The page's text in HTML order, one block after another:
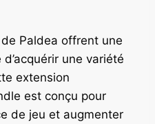
Paldea offrent une
une variété
extension
est conçu pour
de jeu et augmenter